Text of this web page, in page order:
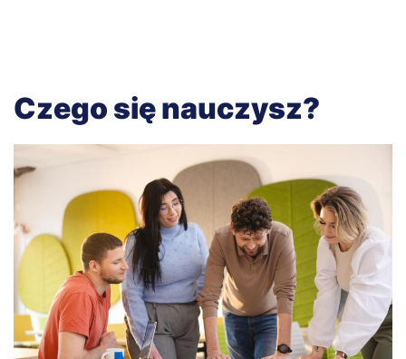
Czego się nauczysz?